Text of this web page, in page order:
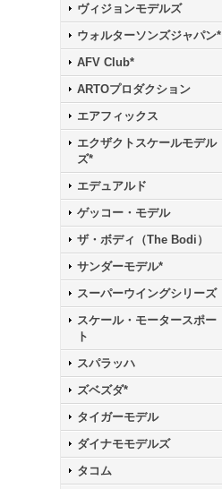
ヴィジョンモデルズ
ウォルターソンズジャパン*
AFV Club*
ARTOプロダクション
エアフィックス
エクザクトスケールモデル
ズ*
エデュアルド
ゲッコー・モデル
ザ・ボディ（The Bodi）
サンダーモデル*
スーパーウイングシリーズ
スケール・モータースポー
ト
スパラッハ
ズベズダ*
タイガーモデル
ダイナモモデルズ
タコム